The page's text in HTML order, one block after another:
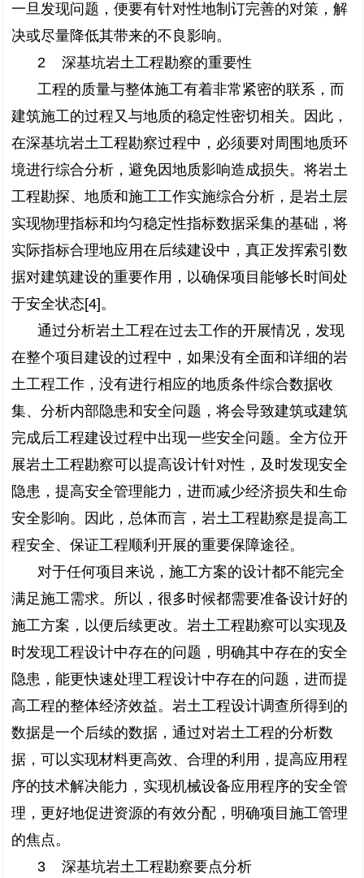
一旦发现问题，便要有针对性地制订完善的对策，解
决或尽量降低其带来的不良影响。
2 深基坑岩土工程勘察的重要性
工程的质量与整体施工有着非常紧密的联系，而
建筑施工的过程又与地质的稳定性密切相关。因此，
在深基坑岩土工程勘察过程中，必须要对周围地质环
境进行综合分析，避免因地质影响造成损失。将岩土
工程勘探、地质和施工工作实施综合分析，是岩土层
实现物理指标和均匀稳定性指标数据采集的基础，将
实际指标合理地应用在后续建设中，真正发挥索引数
据对建筑建设的重要作用，以确保项目能够长时间处
于安全状态[4]。
通过分析岩土工程在过去工作的开展情况，发现
在整个项目建设的过程中，如果没有全面和详细的岩
土工程工作，没有进行相应的地质条件综合数据收
集、分析内部隐患和安全问题，将会导致建筑或建筑
完成后工程建设过程中出现一些安全问题。全方位开
展岩土工程勘察可以提高设计针对性，及时发现安全
隐患，提高安全管理能力，进而减少经济损失和生命
安全影响。因此，总体而言，岩土工程勘察是提高工
程安全、保证工程顺利开展的重要保障途径。
对于任何项目来说，施工方案的设计都不能完全
满足施工需求。所以，很多时候都需要准备设计好的
施工方案，以便后续更改。岩土工程勘察可以实现及
时发现工程设计中存在的问题，明确其中存在的安全
隐患，能更快速处理工程设计中存在的问题，进而提
高工程的整体经济效益。岩土工程设计调查所得到的
数据是一个后续的数据，通过对岩土工程的分析数
据，可以实现材料更高效、合理的利用，提高应用程
序的技术解决能力，实现机械设备应用程序的安全管
理，更好地促进资源的有效分配，明确项目施工管理
的焦点。
3 深基坑岩土工程勘察要点分析